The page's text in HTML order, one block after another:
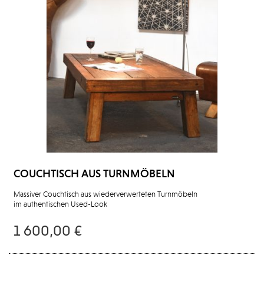
COUCHTISCH AUS TURNMÖBELN
Massiver Couchtisch aus wiederverwerteten Turnmöbeln
im authentischen Used-Look
1 600,00 €